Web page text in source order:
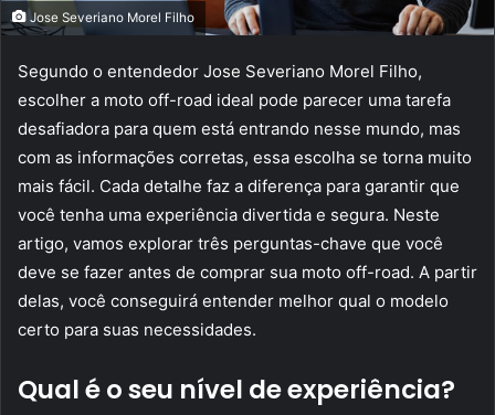
Jose Severiano Morel Filho
Segundo o entendedor Jose Severiano Morel Filho,
escolher a moto off-road ideal pode parecer uma tarefa
desafiadora para quem está entrando nesse mundo, mas
com as informações corretas, essa escolha se torna muito
mais fácil. Cada detalhe faz a diferença para garantir que
você tenha uma experiência divertida e segura. Neste
artigo, vamos explorar três perguntas-chave que você
deve se fazer antes de comprar sua moto off-road. A partir
delas, você conseguirá entender melhor qual o modelo
certo para suas necessidades.
Qual é o seu nível de experiência?